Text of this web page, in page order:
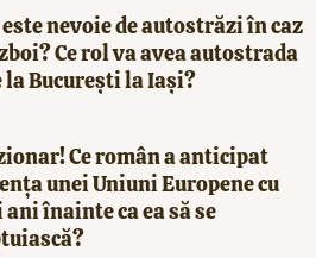
este nevoie de autostrăzi în caz
Ce rol va avea autostrada
la București la Iași?
Ce român a anticipat
unei Uniuni Europene cu
înainte ca ea să se